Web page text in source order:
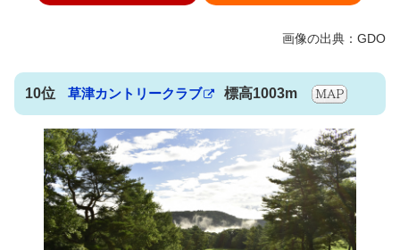
10位 草津カントリークラブ 標高1003m